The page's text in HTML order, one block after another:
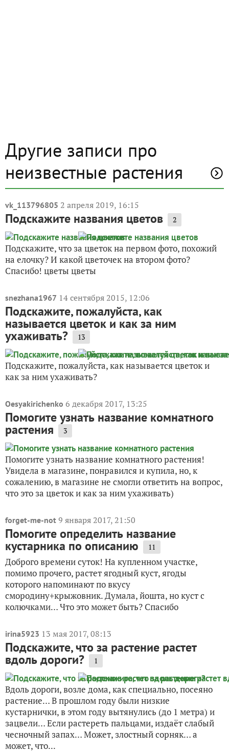
Другие записи про
неизвестные растения
vk_113796805 2 апреля 2019, 16:15
Подскажите названия цветов 2
Подскажите, что за цветок на первом фото, похожий
на елочку? И какой цветочек на втором фото?
Спасибо! цветы цветы
snezhana1967 14 сентября 2015, 12:06
Подскажите, пожалуйста, как
называется цветок и как за ним
ухаживать? 13
Подскажите, пожалуйста, как называется цветок и
как за ним ухаживать?
Oesyakirichenko 6 декабря 2017, 13:25
Помогите узнать название комнатного
растения 3
Помогите узнать название комнатного растения!
Увидела в магазине, понравился и купила, но, к
сожалению, в магазине не смогли ответить на вопрос,
что это за цветок и как за ним ухаживать)
forget-me-not 9 января 2017, 21:50
Помогите определить название
кустарника по описанию 11
Доброго времени суток! На купленном участке,
помимо прочего, растет ягодный куст, ягоды
которого напоминают по вкусу
смородину+крыжовник. Думала, йошта, но куст с
колючками… Что это может быть? Спасибо
irina5923 13 мая 2017, 08:13
Подскажите, что за растение растет
вдоль дороги? 1
Вдоль дороги, возле дома, как специально, посеяно
растение… В прошлом году были низкие
кустарнички, в этом году вытянулись (до 1 метра) и
зацвели… Если растереть пальцами, издаёт слабый
чесночный запах… Может, злостный сорняк… а
может, что...